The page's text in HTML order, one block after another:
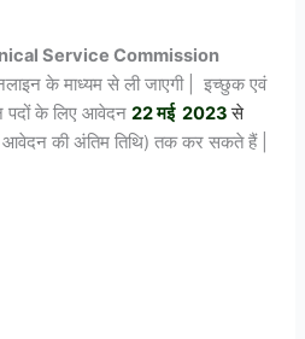
Service Commission
के माध्यम से ली जाएगी | इच्छुक एवं
पदों के लिए आवेदन22 मई 2023से
की अंतिम तिथि) तक कर सकते हैं |